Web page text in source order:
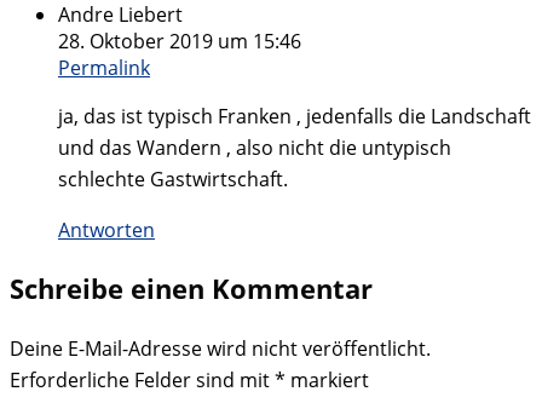
Andre Liebert
28. Oktober 2019 um 15:46
Permalink
ja, das ist typisch Franken , jedenfalls die Landschaft
und das Wandern , also nicht die untypisch
schlechte Gastwirtschaft.
Antworten
Schreibe einen Kommentar
Deine E-Mail-Adresse wird nicht veröffentlicht.
Erforderliche Felder sind mit* markiert